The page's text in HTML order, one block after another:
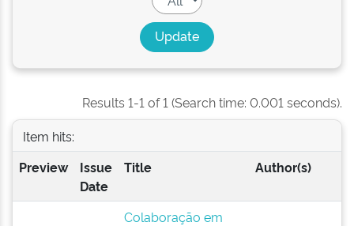
Results 1-1 of 1 (Search time: 0.001 seconds).
Item hits:
Preview
Issue
Date
Title Author(s)
Colaboração em